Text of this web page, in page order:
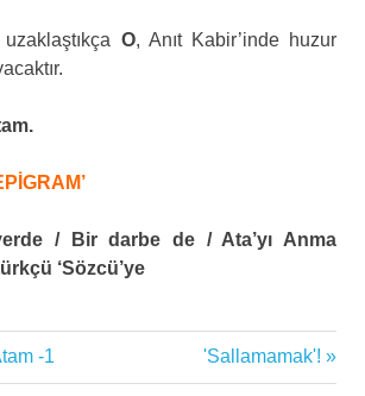
O, Anıt Kabir’inde huzur
/ Bir darbe de / Ata’yı Anma
‘Sözcü’ye
-1
Next
Post:
'Sallamamak'!